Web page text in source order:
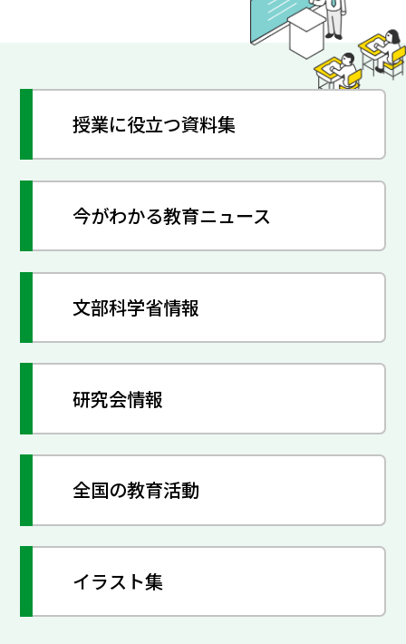
授業に役立つ資料集
今がわかる教育ニュース
文部科学省情報
研究会情報
全国の教育活動
イラスト集